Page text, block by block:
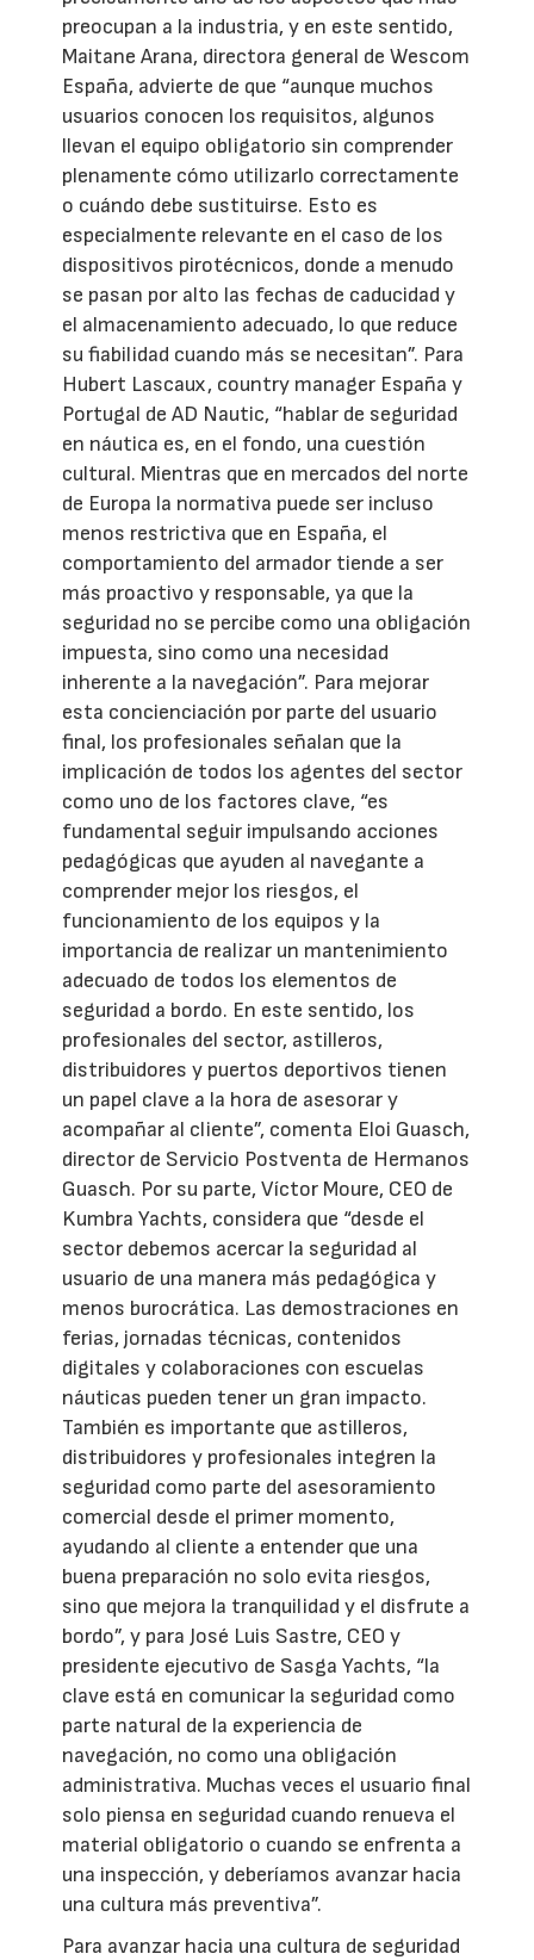
preocupan a la industria, y en este sentido,
Maitane Arana, directora general de Wescom
España, advierte de que “aunque muchos
usuarios conocen los requisitos, algunos
llevan el equipo obligatorio sin comprender
plenamente cómo utilizarlo correctamente
o cuándo debe sustituirse. Esto es
especialmente relevante en el caso de los
dispositivos pirotécnicos, donde a menudo
se pasan por alto las fechas de caducidad y
el almacenamiento adecuado, lo que reduce
su fiabilidad cuando más se necesitan”. Para
Hubert Lascaux, country manager España y
Portugal de AD Nautic, “hablar de seguridad
en náutica es, en el fondo, una cuestión
cultural. Mientras que en mercados del norte
de Europa la normativa puede ser incluso
menos restrictiva que en España, el
comportamiento del armador tiende a ser
más proactivo y responsable, ya que la
seguridad no se percibe como una obligación
impuesta, sino como una necesidad
inherente a la navegación”. Para mejorar
esta concienciación por parte del usuario
final, los profesionales señalan que la
implicación de todos los agentes del sector
como uno de los factores clave, “es
fundamental seguir impulsando acciones
pedagógicas que ayuden al navegante a
comprender mejor los riesgos, el
funcionamiento de los equipos y la
importancia de realizar un mantenimiento
adecuado de todos los elementos de
seguridad a bordo. En este sentido, los
profesionales del sector, astilleros,
distribuidores y puertos deportivos tienen
un papel clave a la hora de asesorar y
acompañar al cliente”, comenta Eloi Guasch,
director de Servicio Postventa de Hermanos
Guasch. Por su parte, Víctor Moure, CEO de
Kumbra Yachts, considera que “desde el
sector debemos acercar la seguridad al
usuario de una manera más pedagógica y
menos burocrática. Las demostraciones en
ferias, jornadas técnicas, contenidos
digitales y colaboraciones con escuelas
náuticas pueden tener un gran impacto.
También es importante que astilleros,
distribuidores y profesionales integren la
seguridad como parte del asesoramiento
comercial desde el primer momento,
ayudando al cliente a entender que una
buena preparación no solo evita riesgos,
sino que mejora la tranquilidad y el disfrute a
bordo”, y para José Luis Sastre, CEO y
presidente ejecutivo de Sasga Yachts, “la
clave está en comunicar la seguridad como
parte natural de la experiencia de
navegación, no como una obligación
administrativa. Muchas veces el usuario final
solo piensa en seguridad cuando renueva el
material obligatorio o cuando se enfrenta a
una inspección, y deberíamos avanzar hacia
una cultura más preventiva”.
Para avanzar hacia una cultura de seguridad